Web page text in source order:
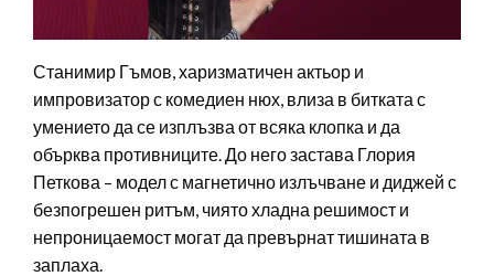
Станимир Гъмов, харизматичен актьор и
импровизатор с комедиен нюх, влиза в битката с
умението да се изплъзва от всяка клопка и да
обърква противниците. До него застава Глория
Петкова – модел с магнетично излъчване и диджей с
безпогрешен ритъм, чиято хладна решимост и
непроницаемост могат да превърнат тишината в
заплаха.